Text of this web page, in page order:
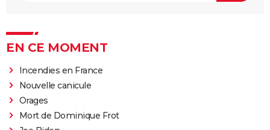
EN CE MOMENT
Incendies en France
Nouvelle canicule
Orages
Mort de Dominique Frot